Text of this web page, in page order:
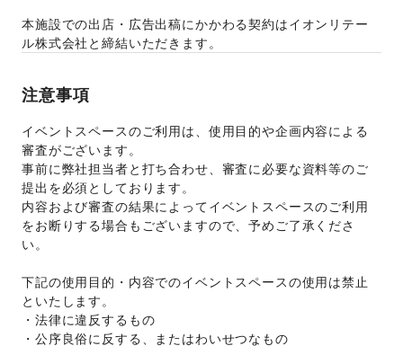
本施設での出店・広告出稿にかかわる契約はイオンリテー
ル株式会社と締結いただきます。
注意事項
イベントスペースのご利用は、使用目的や企画内容による
審査がございます。
事前に弊社担当者と打ち合わせ、審査に必要な資料等のご
提出を必須としております。
内容および審査の結果によってイベントスペースのご利用
をお断りする場合もございますので、予めご了承くださ
い。
下記の使用目的・内容でのイベントスペースの使用は禁止
といたします。
・法律に違反するもの
・公序良俗に反する、またはわいせつなもの